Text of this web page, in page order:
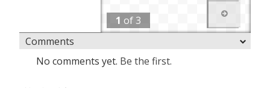
1 of 3
Comments
No comments yet. Be the first.